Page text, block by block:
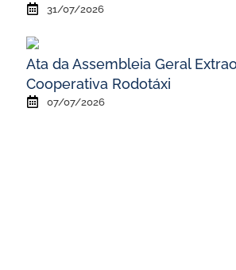
31/07/2026
Ata da Assembleia Geral
Cooperativa Rodotáxi
07/07/2026